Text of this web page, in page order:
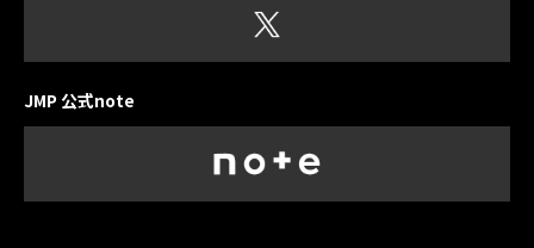
JMP 公式note